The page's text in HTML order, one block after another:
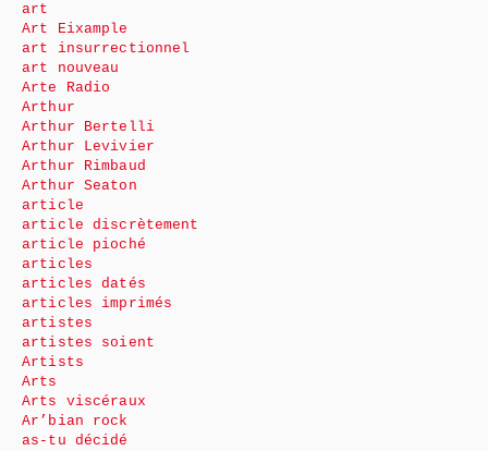
art
Art Eixample
art insurrectionnel
art nouveau
Arte Radio
Arthur
Arthur Bertelli
Arthur Levivier
Arthur Rimbaud
Arthur Seaton
article
article discrètement
article pioché
articles
articles datés
articles imprimés
artistes
artistes soient
Artists
Arts
Arts viscéraux
Ar’bian rock
as-tu décidé